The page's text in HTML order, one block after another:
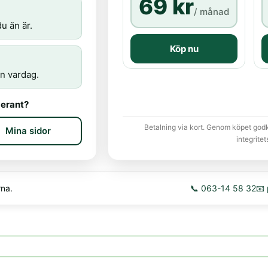
än är.
vardag.
Mina sidor
69 kr/ månad
Köp nu
Betalning via kort. Genom köpet
📞 063-14 58 32📧